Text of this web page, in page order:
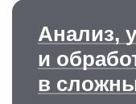
Анализ,
и
в